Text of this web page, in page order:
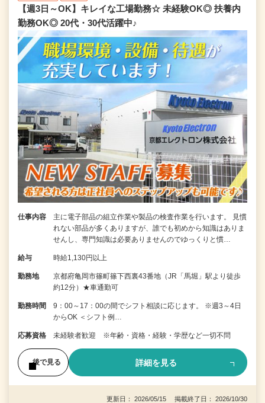
【週3日～OK】キレイな工場勤務☆ 未経験OK◎ 扶養内
勤務OK◎ 20代・30代活躍中♪
仕事内容
主に電子部品の組立作業や製品の検査作業を行います。 見慣
れない部品が多くありますが、誰でも初めから知識はありま
せんし、専門知識は必要ありませんのでゆっくりと慣…
給与 時給1,130円以上
勤務地
京都府亀岡市篠町篠下西裏43番地（JR「馬堀」駅より徒歩
約12分）★車通勤可
勤務時間
9：00～17：00の間でシフト相談に応じます。 ※週3～4日
からOK ＜シフト例…
応募資格 未経験者歓迎 ※年齢・資格・経験・学歴など一切不問
後で見る 詳細を見る
更新日： 2026/05/15 掲載終了日： 2026/10/30